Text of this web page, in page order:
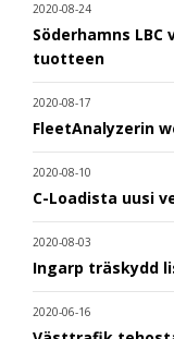
2020-08-24
Söderhamns LBC
tuotteen
2020-08-17
FleetAnalyzerin
2020-08-10
C-Loadista uusi
2020-08-03
Ingarp träskydd
2020-06-16